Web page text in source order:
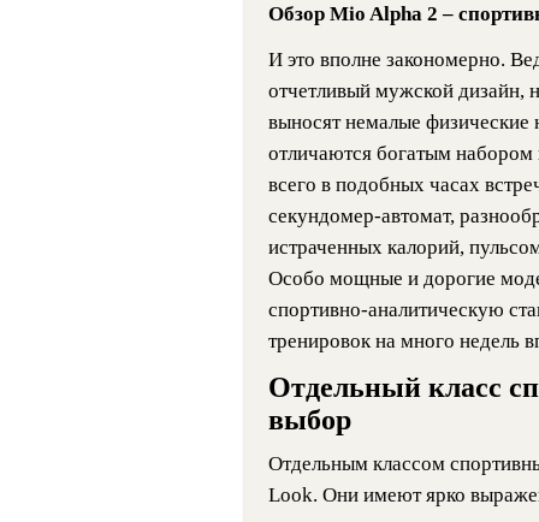
Обзор Mio Alpha 2 –
И это вполне закономерно.
отчетливый мужской дизайн,
выносят немалые
отличаются богатым
всего в подобных часах
секундомер-автомат,
истраченных калорий,
Особо мощные и дорогие
спортивно-аналитическую
тренировок на много недель
Отдельный класс
выбор
Отдельным классом
Look. Они имеют ярко